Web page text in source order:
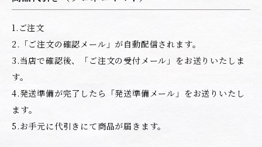
1.ご注文
2.「ご注文の確認メール」が自動配信されます。
3.当店で確認後、「ご注文の受付メール」をお送りいたしま
す。
4.発送準備が完了したら「発送準備メール」をお送りいたし
ます。
5.お手元に代引きにて商品が届きます。